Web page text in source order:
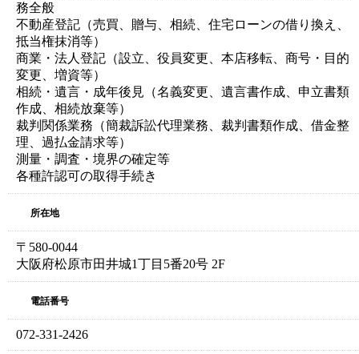
務全般
不動産登記（売買、贈与、相続、住宅ローンの借り換え、
抵当権抹消等）
商業・法人登記（設立、役員変更、本店移転、商号・目的
変更、増資等）
相続・遺言・成年後見（名義変更、遺言書作成、申立書類
作成、相続放棄等）
裁判関係業務（簡裁訴訟代理業務、裁判書類作成、借金整
理、過払金請求等）
測量・調査・境界の確定等
各種許認可の取得手続き
所在地
〒580-0044
大阪府松原市田井城1丁目5番20号 2F
電話番号
072-331-2426